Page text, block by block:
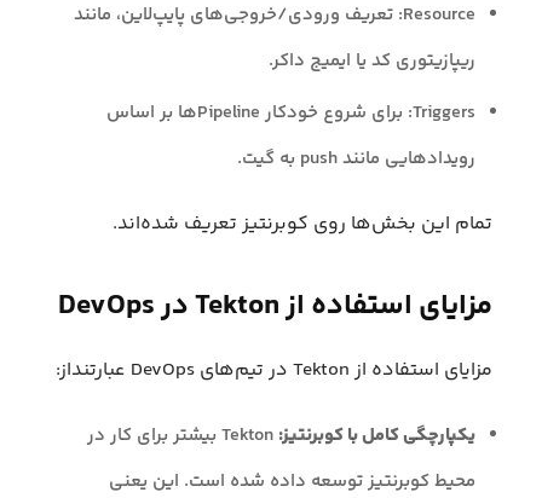
Resource: تعریف ورودی/خروجی‌های پایپ‌لاین، مانند
ریپازیتوری کد یا ایمیج داکر.
Triggers: برای شروع خودکار Pipelineها بر اساس
رویدادهایی مانند push به گیت.
تمام این بخش‌ها روی کوبرنتیز تعریف شده‌اند.
مزایای استفاده از Tekton در DevOps
مزایای استفاده از Tekton در تیم‌های DevOps عبارتنداز:
یکپارچگی کامل با کوبرنتیز:
Tekton بیشتر برای کار در
محیط کوبرنتیز توسعه داده شده است. این یعنی